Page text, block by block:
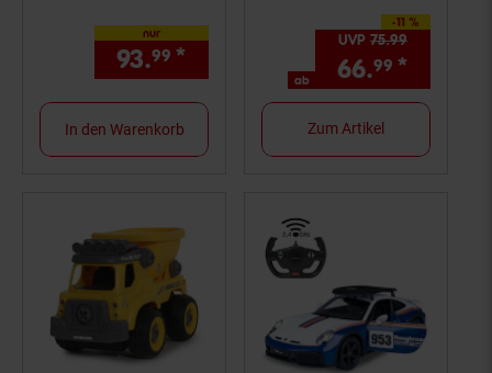
nur
93.99 * € Sternchen
In den Warenkorb
-11 %
Sie Sparen 11 Prozent,
UVP 75.99
ab 66.99 *
Zum Artikel